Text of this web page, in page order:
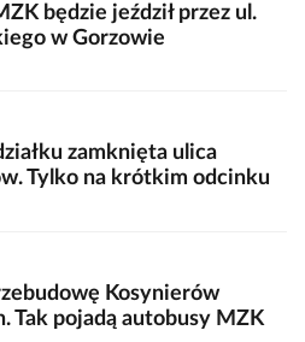
będzie jeździł przez ul.
w Gorzowie
zamknięta ulica
Tylko na krótkim odcinku
Kosynierów
Tak pojadą autobusy MZK